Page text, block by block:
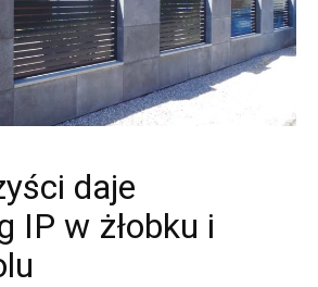
daje
IP w żłobku i